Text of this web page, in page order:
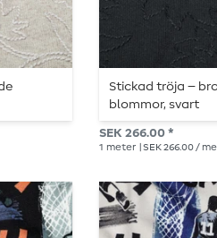
Stickad tröja –
blommor, svart
SEK 266.00 *
1 meter | SEK 266.00 /